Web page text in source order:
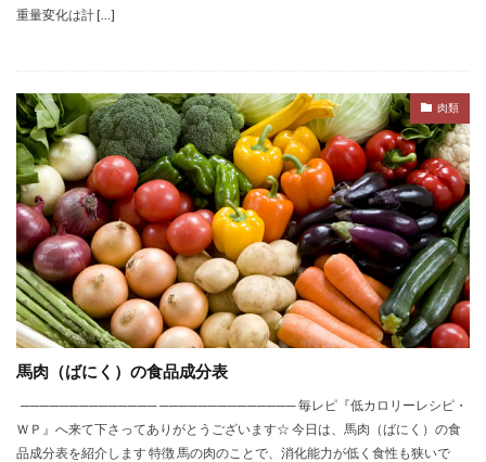
重量変化は計 […]
肉類
馬肉（ばにく）の食品成分表
────────────── ────────────── 毎レピ『低カロリーレシピ・
ＷＰ』へ来て下さってありがとうございます☆ 今日は、馬肉（ばにく）の食
品成分表を紹介します 特徴 馬の肉のことで、消化能力が低く食性も狭いで